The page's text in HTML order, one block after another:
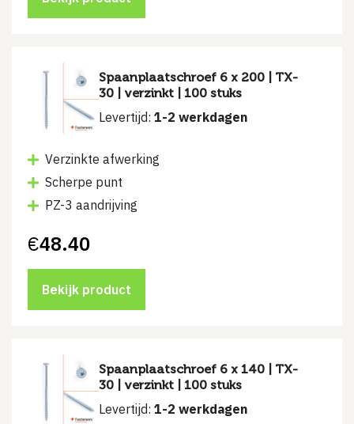
Spaanplaatschroef 6 x 200 | TX-
30 | verzinkt | 100 stuks
Levertijd: 1-2 werkdagen
Verzinkte afwerking
Scherpe punt
PZ-3 aandrijving
€48.40
Bekijk product
Spaanplaatschroef 6 x 140 | TX-
30 | verzinkt | 100 stuks
Levertijd: 1-2 werkdagen